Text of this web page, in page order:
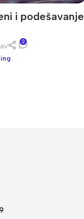
i podešavanje
2